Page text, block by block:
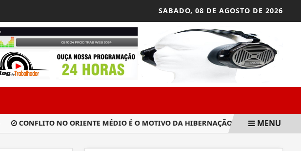
SABADO, 08 DE AGOSTO DE 2026
CONFLITO NO ORIENTE MÉDIO É O MOTIVO DA HIBERNAÇÃO DE FÁBRICA EM
MENU